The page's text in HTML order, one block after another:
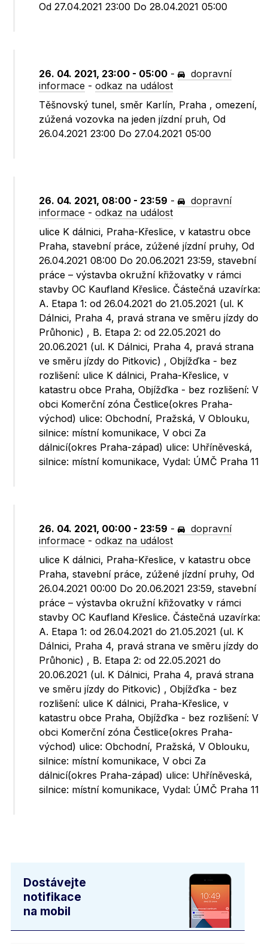
Od 27.04.2021 23:00 Do 28.04.2021 05:00
26. 04. 2021, 23:00 - 05:00 -
dopravní
informace -odkaz na událost
Těšnovský tunel, směr Karlín, Praha , omezení,
zúžená vozovka na jeden jízdní pruh, Od
26.04.2021 23:00 Do 27.04.2021 05:00
26. 04. 2021, 08:00 - 23:59 -
dopravní
informace -odkaz na událost
ulice K dálnici, Praha-Křeslice, v katastru obce
Praha, stavební práce, zúžené jízdní pruhy, Od
26.04.2021 08:00 Do 20.06.2021 23:59, stavební
práce – výstavba okružní křižovatky v rámci
stavby OC Kaufland Křeslice. Částečná uzavírka:
A. Etapa 1: od 26.04.2021 do 21.05.2021 (ul. K
Dálnici, Praha 4, pravá strana ve směru jízdy do
Průhonic) , B. Etapa 2: od 22.05.2021 do
20.06.2021 (ul. K Dálnici, Praha 4, pravá strana
ve směru jízdy do Pitkovic) , Objížďka - bez
rozlišení: ulice K dálnici, Praha-Křeslice, v
katastru obce Praha, Objížďka - bez rozlišení: V
obci Komerční zóna Čestlice(okres Praha-
východ) ulice: Obchodní, Pražská, V Oblouku,
silnice: místní komunikace, V obci Za
dálnicí(okres Praha-západ) ulice: Uhříněveská,
silnice: místní komunikace, Vydal: ÚMČ Praha 11
26. 04. 2021, 00:00 - 23:59 -
dopravní
informace -odkaz na událost
ulice K dálnici, Praha-Křeslice, v katastru obce
Praha, stavební práce, zúžené jízdní pruhy, Od
26.04.2021 00:00 Do 20.06.2021 23:59, stavební
práce – výstavba okružní křižovatky v rámci
stavby OC Kaufland Křeslice. Částečná uzavírka:
A. Etapa 1: od 26.04.2021 do 21.05.2021 (ul. K
Dálnici, Praha 4, pravá strana ve směru jízdy do
Průhonic) , B. Etapa 2: od 22.05.2021 do
20.06.2021 (ul. K Dálnici, Praha 4, pravá strana
ve směru jízdy do Pitkovic) , Objížďka - bez
rozlišení: ulice K dálnici, Praha-Křeslice, v
katastru obce Praha, Objížďka - bez rozlišení: V
obci Komerční zóna Čestlice(okres Praha-
východ) ulice: Obchodní, Pražská, V Oblouku,
silnice: místní komunikace, V obci Za
dálnicí(okres Praha-západ) ulice: Uhříněveská,
silnice: místní komunikace, Vydal: ÚMČ Praha 11
Dostávejte
notifikace
na mobil